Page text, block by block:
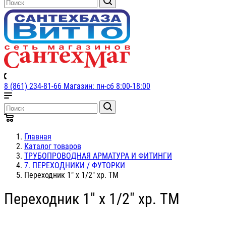
8 (861) 234-81-66 Магазин: пн-сб 8:00-18:00
Главная
Каталог товаров
ТРУБОПРОВОДНАЯ АРМАТУРА И ФИТИНГИ
7. ПЕРЕХОДНИКИ / ФУТОРКИ
Переходник 1" х 1/2" хр. TM
Переходник 1" х 1/2" хр. TM